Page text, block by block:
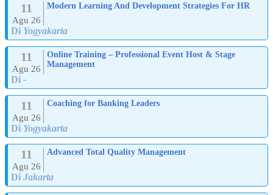
11
Agu 26
Modern Learning And Development Strategies For HR
Di Yogyakarta
11
Agu 26
Online Training – Professional Event Host & Stage
Management
Di -
11
Agu 26
Coaching for Banking Leaders
Di Yogyakarta
11
Agu 26
Advanced Total Quality Management
Di Jakarta